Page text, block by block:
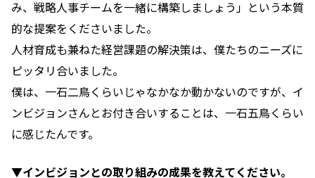
み、戦略人事チームを一緒に構築しましょう」という本質
的な提案をくださいました。
人材育成も兼ねた経営課題の解決策は、僕たちのニーズに
ピッタリ合いました。
僕は、一石二鳥くらいじゃなかなか動かないのですが、イ
ンビジョンさんとお付き合いすることは、一石五鳥くらい
に感じたんです。
▼インビジョンとの取り組みの成果を教えてください。